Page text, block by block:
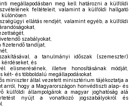
megállapodásban meg kell határozni a külföldi
feltételeit, valamint a külföldi hallgató
különösen
ellátás rendjét, valamint egyéb, a külföldi
szabályokat,
fizetendő tandíjat,
a tanulmányi időszak (szemeszter)
kérdéseket, és
elismerésének, illetve honosításának módját,
és többoldalú megállapodásokat.
miniszter által vezetett minisztérium tájékoztatja a
arról, hogy a Magyarországon honvédtiszti alap- és
külföldi állampolgárok a magyar joghatóság alá
nyújt a vonatkozó jogszabályokról és